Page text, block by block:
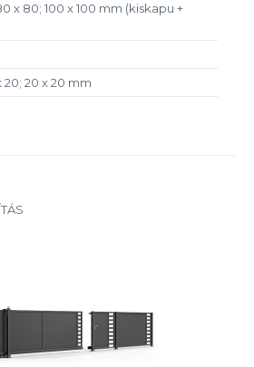
x 80; 100 x 100 mm (kiskapu +
20 x 20 mm